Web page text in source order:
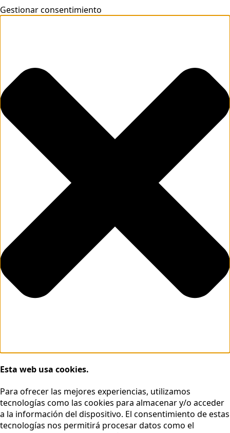
Gestionar consentimiento
Esta web usa cookies.
Para ofrecer las mejores experiencias, utilizamos
tecnologías como las cookies para almacenar y/o acceder
a la información del dispositivo. El consentimiento de estas
tecnologías nos permitirá procesar datos como el